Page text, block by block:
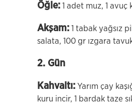
Öğle: 1 adet muz, 1 avuç
Akşam: 1 tabak yağsız
salata, 100 gr ızgara
2. Gün
Kahvaltı: Yarım çay
kuru incir, 1 bardak taze